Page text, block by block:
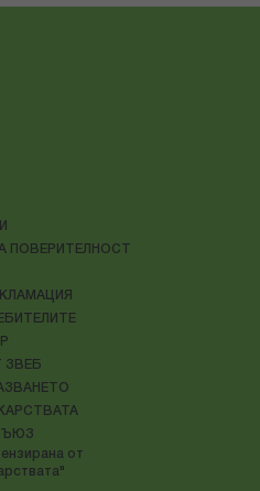
ПОВЕРИТЕЛНОСТ
ЗВЕБ
от